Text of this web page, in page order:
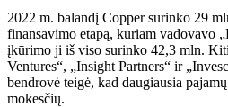
2022 m. balandį Copper surinko 29
finansavimo etapą, kuriam vadovavo
įkūrimo ji iš viso surinko 42,3 mln.
Ventures“, „Insight Partners“ ir
bendrovė teigė, kad daugiausia
mokesčių.